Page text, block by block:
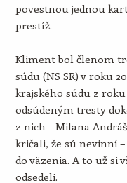
povestnou jednou
prestíž.
Kliment bol členom
súdu (NS SR) v roku
krajského súdu z
odsúdeným tresty
z nich – Milana
kričali, že sú nevinní
do väzenia. A to už si
odsedeli.